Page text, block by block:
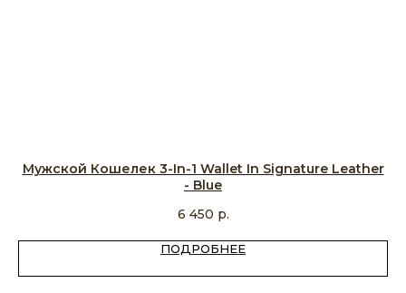
Мужской Кошелек 3-In-1 Wallet In Signature Leather
- Blue
6 450 р.
ПОДРОБНЕЕ